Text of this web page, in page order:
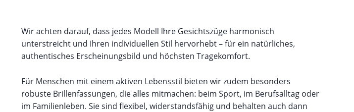
Wir achten darauf, dass jedes Modell Ihre Gesichtszüge harmonisch
unterstreicht und Ihren individuellen Stil hervorhebt – für ein natürliches,
authentisches Erscheinungsbild und höchsten Tragekomfort.
Für Menschen mit einem aktiven Lebensstil bieten wir zudem besonders
robuste Brillenfassungen, die alles mitmachen: beim Sport, im Berufsalltag oder
im Familienleben. Sie sind flexibel, widerstandsfähig und behalten auch dann